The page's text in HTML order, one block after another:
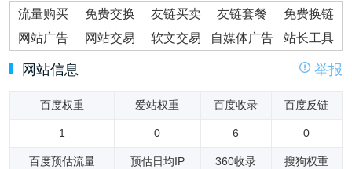
流量购买 免费交换 友链买卖 友链套餐
免费换链
网站广告
网站交易 软文交易 自媒体广告 站长工具
网站信息 举报
百度权重 爱站权重 百度收录 百度反链
1 0 6 0
百度预估流量 预估日均IP 360收录 搜狗权重